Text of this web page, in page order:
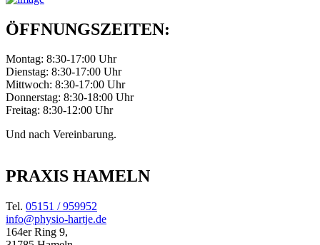
ÖFFNUNGSZEITEN:
Montag: 8:30-17:00 Uhr
Dienstag: 8:30-17:00 Uhr
Mittwoch: 8:30-17:00 Uhr
Donnerstag: 8:30-18:00 Uhr
Freitag: 8:30-12:00 Uhr
Und nach Vereinbarung.
PRAXIS HAMELN
Tel. 05151 / 959952
info@physio-hartje.de
164er Ring 9,